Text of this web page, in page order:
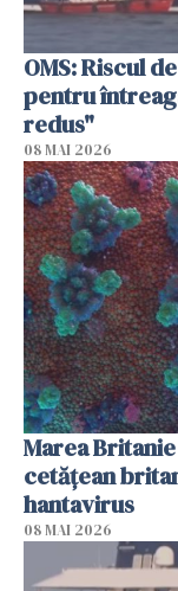
OMS: Riscul
pentru
redus"
08 MAI 2026
Marea
cetăţean
hantavirus
08 MAI 2026